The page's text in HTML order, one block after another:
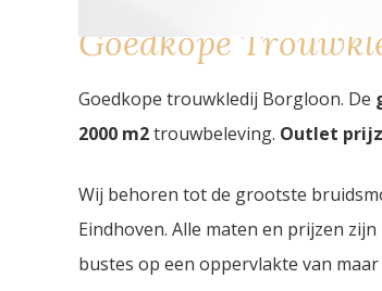
Goedkope
Goedkope trouwkledij Borgloon. De
2000 m2trouwbeleving. Outlet
Wij behoren tot de grootste
Eindhoven. Alle maten en prijzen
bustes op een oppervlakte van